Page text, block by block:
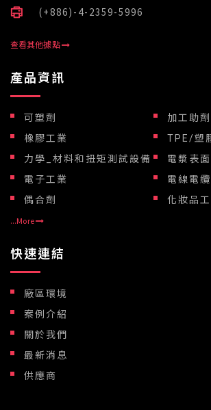
(+886)-4-2359-5996
查看其他據點
產品資訊
可塑劑
加工助劑
橡膠工業
TPE/塑
力學_材料和扭矩測試設備
電漿表
電子工業
電線電
偶合劑
化妝品
...More
快速連結
廠區環境
案例介紹
關於我們
最新消息
供應商